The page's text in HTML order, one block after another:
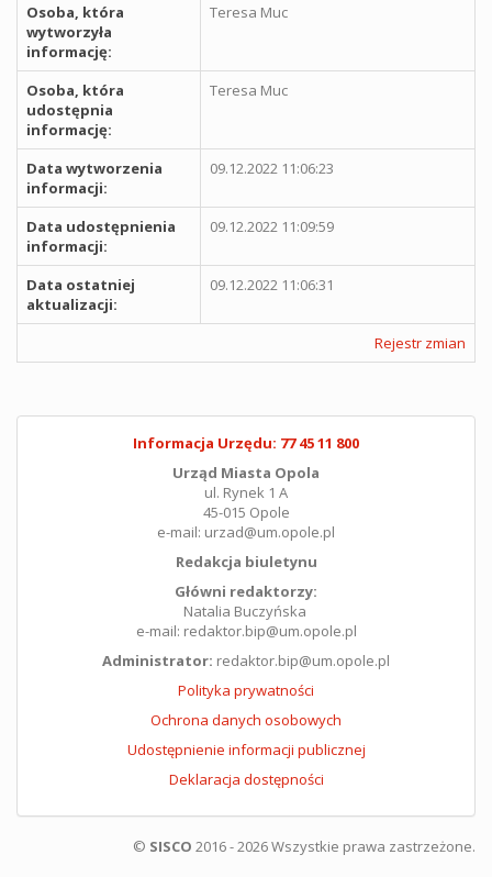
Osoba, która
wytworzyła
informację:
Teresa Muc
Osoba, która
udostępnia
informację:
Teresa Muc
Data wytworzenia
informacji:
09.12.2022 11:06:23
Data udostępnienia
informacji:
09.12.2022 11:09:59
Data ostatniej
aktualizacji:
09.12.2022 11:06:31
Rejestr zmian
Informacja Urzędu: 77 45 11 800
Urząd Miasta Opola
ul. Rynek 1 A
45-015 Opole
e-mail: urzad@um.opole.pl
Redakcja biuletynu
Główni redaktorzy:
Natalia Buczyńska
e-mail: redaktor.bip@um.opole.pl
Administrator: redaktor.bip@um.opole.pl
Polityka prywatności
Ochrona danych osobowych
Udostępnienie informacji publicznej
Deklaracja dostępności
© SISCO 2016 - 2026 Wszystkie prawa zastrzeżone.